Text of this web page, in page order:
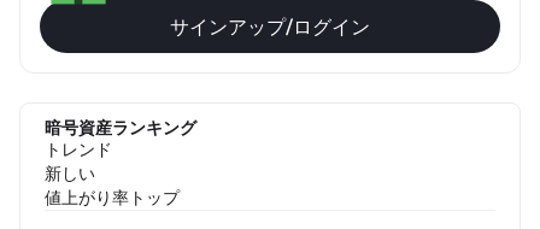
サインアップ/ログイン
暗号資産ランキング
トレンド
新しい
値上がり率トップ